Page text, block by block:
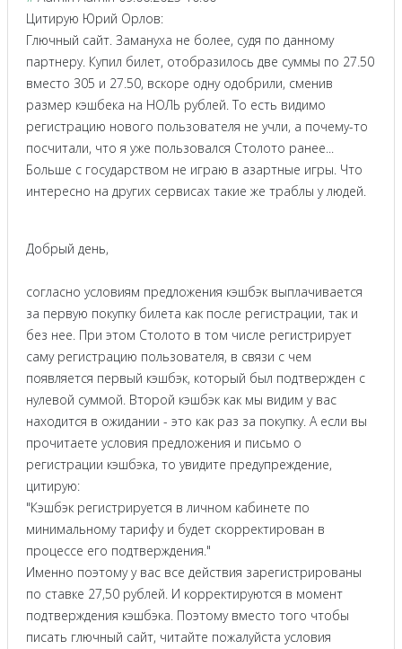
Цитирую Юрий Орлов:
Глючный сайт. Замануха не более, судя по данному
партнеру. Купил билет, отобразилось две суммы по 27.50
вместо 305 и 27.50, вскоре одну одобрили, сменив
размер кэшбека на НОЛЬ рублей. То есть видимо
регистрацию нового пользователя не учли, а почему-то
посчитали, что я уже пользовался Столото ранее...
Больше с государством не играю в азартные игры. Что
интересно на других сервисах такие же траблы у людей.
Добрый день,
согласно условиям предложения кэшбэк выплачивается
за первую покупку билета как после регистрации, так и
без нее. При этом Столото в том числе регистрирует
саму регистрацию пользователя, в связи с чем
появляется первый кэшбэк, который был подтвержден с
нулевой суммой. Второй кэшбэк как мы видим у вас
находится в ожидании - это как раз за покупку. А если вы
прочитаете условия предложения и письмо о
регистрации кэшбэка, то увидите предупреждение,
цитирую:
"Кэшбэк регистрируется в личном кабинете по
минимальному тарифу и будет скорректирован в
процессе его подтверждения."
Именно поэтому у вас все действия зарегистрированы
по ставке 27,50 рублей. И корректируются в момент
подтверждения кэшбэка. Поэтому вместо того чтобы
писать глючный сайт, читайте пожалуйста условия